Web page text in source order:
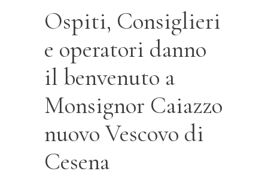
Ospiti, Consiglieri
e operatori danno
il benvenuto a
Monsignor Caiazzo
nuovo Vescovo di
Cesena